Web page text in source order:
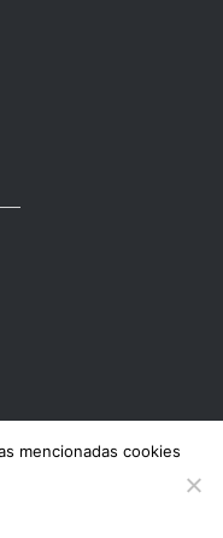
mencionadas cookies